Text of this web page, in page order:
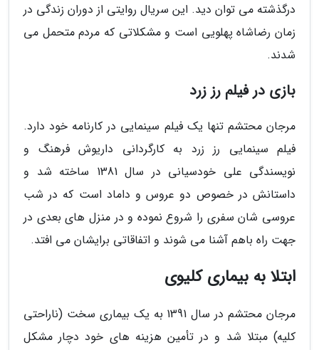
درگذشته می توان دید. این سریال روایتی از دوران زندگی در
زمان رضاشاه پهلویی است و مشکلاتی که مردم متحمل می
شدند.
بازی در فیلم رز زرد
مرجان محتشم تنها یک فیلم سینمایی در کارنامه خود دارد.
فیلم سینمایی رز زرد به کارگردانی داریوش فرهنگ و
نویسندگی علی خودسیانی در سال 1381 ساخته شد و
داستانش در خصوص دو عروس و داماد است که در شب
عروسی شان سفری را شروع نموده و در منزل های بعدی در
جهت راه باهم آشنا می شوند و اتفاقاتی برایشان می افتد.
ابتلا به بیماری کلیوی
مرجان محتشم در سال 1391 به یک بیماری سخت (ناراحتی
کلیه) مبتلا شد و در تأمین هزینه های خود دچار مشکل